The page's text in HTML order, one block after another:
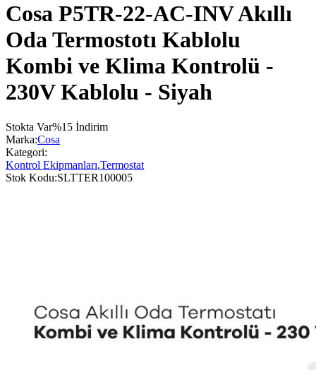
Cosa P5TR-22-AC-INV Akıllı
Oda Termostotı Kablolu
Kombi ve Klima Kontrolü -
230V Kablolu - Siyah
Stokta Var%15 İndirim
Marka:Cosa
Kategori:
Kontrol Ekipmanları,Termostat
Stok Kodu:SLTTER100005